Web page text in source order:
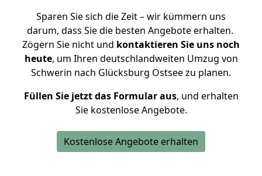
Sparen Sie sich die Zeit – wir kümmern uns
darum, dass Sie die besten Angebote erhalten.
Zögern Sie nicht und kontaktieren Sie uns noch
heute, um Ihren deutschlandweiten Umzug von
Schwerin nach Glücksburg Ostsee zu planen.
Füllen Sie jetzt das Formular aus, und erhalten
Sie kostenlose Angebote.
Kostenlose Angebote erhalten